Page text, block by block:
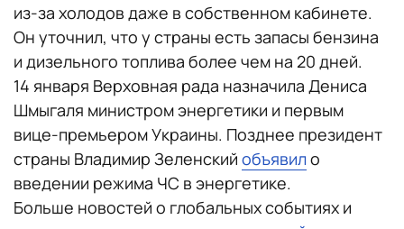
из-за холодов даже в собственном кабинете.
Он уточнил, что у страны есть запасы бензина
и дизельного топлива более чем на 20 дней.
14 января Верховная рада назначила Дениса
Шмыгаля министром энергетики и первым
вице-премьером Украины. Позднее президент
страны Владимир Зеленский объявило
введении режима ЧС в энергетике.
Больше новостей о глобальных событиях и